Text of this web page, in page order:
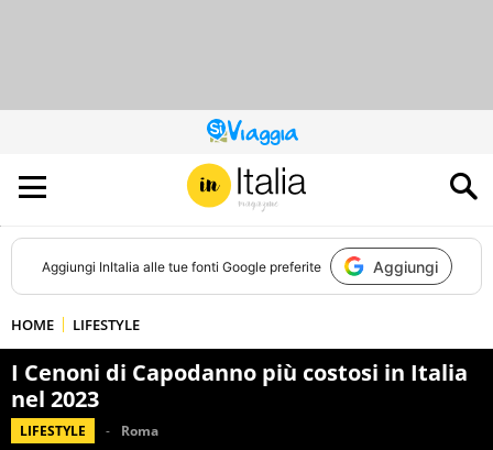
QUESTO
SITO
CONTRIBUISCE
ALL’AUDIENCE
DI
Aggiungi InItalia alle tue fonti Google preferite Aggiungi
HOME LIFESTYLE
I Cenoni di Capodanno più costosi in Italia
nel 2023
LIFESTYLE Roma